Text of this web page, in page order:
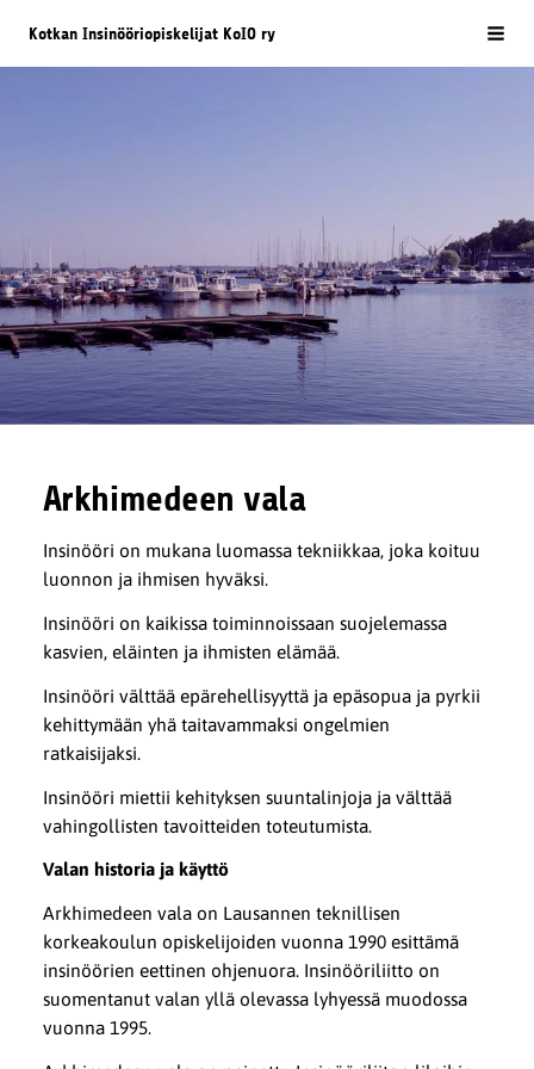
Siirry
Kotkan Insinööriopiskelijat KoIO ry
Arkhimedeen vala
Insinööri on mukana luomassa tekniikkaa, joka koituu
luonnon ja ihmisen hyväksi.
Insinööri on kaikissa toiminnoissaan suojelemassa
kasvien, eläinten ja ihmisten elämää.
Insinööri välttää epärehellisyyttä ja epäsopua ja pyrkii
kehittymään yhä taitavammaksi ongelmien
ratkaisijaksi.
Insinööri miettii kehityksen suuntalinjoja ja välttää
vahingollisten tavoitteiden toteutumista.
Valan historia ja käyttö
Arkhimedeen vala on Lausannen teknillisen
korkeakoulun opiskelijoiden vuonna 1990 esittämä
insinöörien eettinen ohjenuora. Insinööriliitto on
suomentanut valan yllä olevassa lyhyessä muodossa
vuonna 1995.